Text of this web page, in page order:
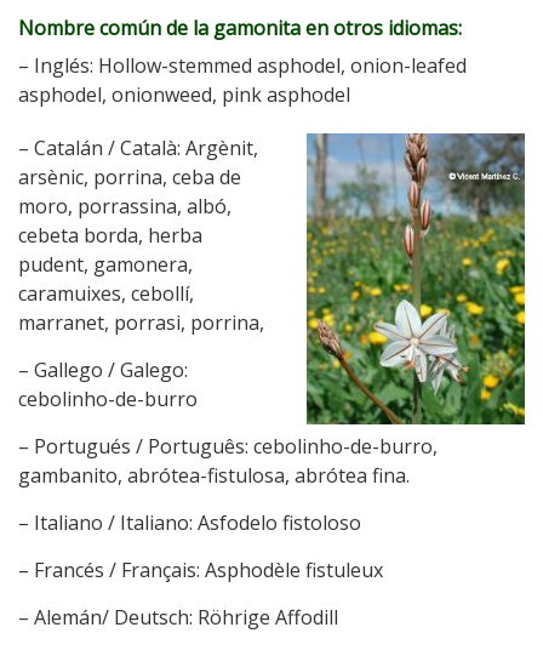
Nombre común de la gamonita en otros idiomas:
– Inglés: Hollow-stemmed asphodel, onion-leafed
asphodel, onionweed, pink asphodel
– Catalán / Català: Argènit,
arsènic, porrina, ceba de
moro, porrassina, albó,
cebeta borda, herba
pudent, gamonera,
caramuixes, cebollí,
marranet, porrasi, porrina,
– Gallego / Galego:
cebolinho-de-burro
– Portugués / Português: cebolinho-de-burro,
gambanito, abrótea-fistulosa, abrótea fina.
– Italiano / Italiano: Asfodelo fistoloso
– Francés / Français: Asphodèle fistuleux
– Alemán/ Deutsch: Röhrige Affodill